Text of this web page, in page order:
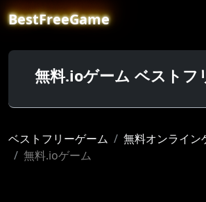
BestFreeGame
無料.ioゲーム ベストフ
ベストフリーゲーム
無料オンライン
無料.ioゲーム